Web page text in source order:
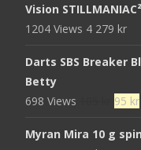
Vision
1204 Views 4 279 kr
Darts SBS Breaker
Betty
698 Views
Det
priset
95 kr
Myran Mira 10 g